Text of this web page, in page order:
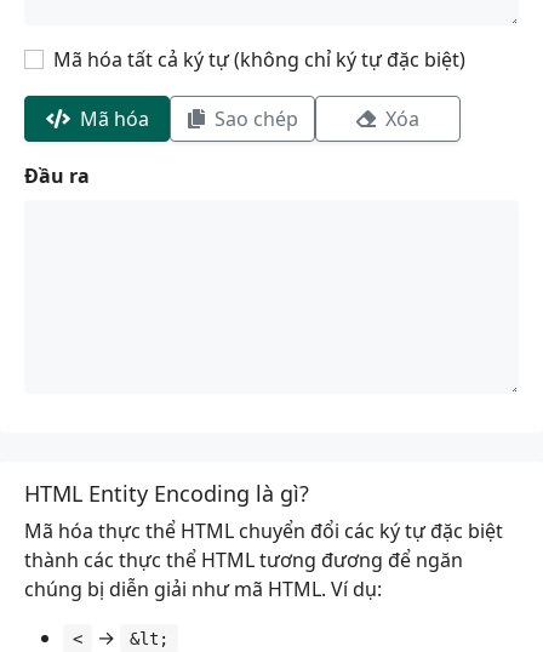
Mã hóa tất cả ký tự (không chỉ ký tự đặc biệt)
Mã hóa Sao chép Xóa
Đầu ra
HTML Entity Encoding là gì?
Mã hóa thực thể HTML chuyển đổi các ký tự đặc biệt
thành các thực thể HTML tương đương để ngăn
chúng bị diễn giải như mã HTML. Ví dụ:
< →
&lt;